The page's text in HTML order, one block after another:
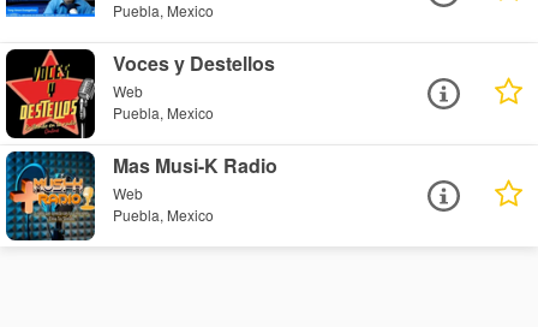
Puebla, Mexico
Voces y Destellos
Web
Puebla, Mexico
Mas Musi-K Radio
Web
Puebla, Mexico